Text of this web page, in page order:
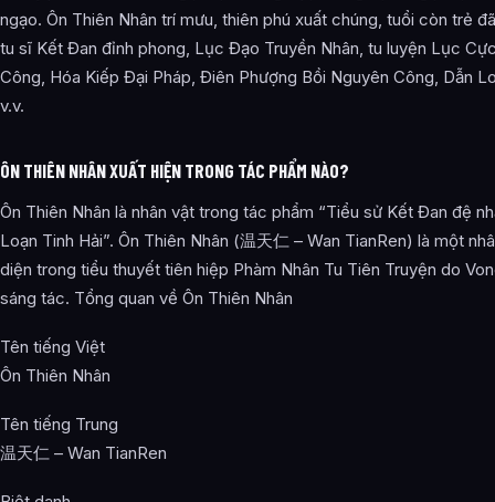
ngạo. Ôn Thiên Nhân trí mưu, thiên phú xuất chúng, tuổi còn trẻ
tu sĩ Kết Đan đỉnh phong, Lục Đạo Truyền Nhân, tu luyện Lục
Công, Hóa Kiếp Đại Pháp, Điên Phượng Bồi Nguyên Công, Dẫn
v.v.
ÔN THIÊN NHÂN XUẤT HIỆN TRONG TÁC PHẨM NÀO?
Ôn Thiên Nhân là nhân vật trong tác phẩm “Tiểu sử Kết Đan đệ
Loạn Tinh Hải”. Ôn Thiên Nhân (温天仁 – Wan TianRen) là một
diện trong tiểu thuyết tiên hiệp Phàm Nhân Tu Tiên Truyện do
sáng tác. Tổng quan về Ôn Thiên Nhân
Tên tiếng Việt
Ôn Thiên Nhân
Tên tiếng Trung
温天仁 – Wan TianRen